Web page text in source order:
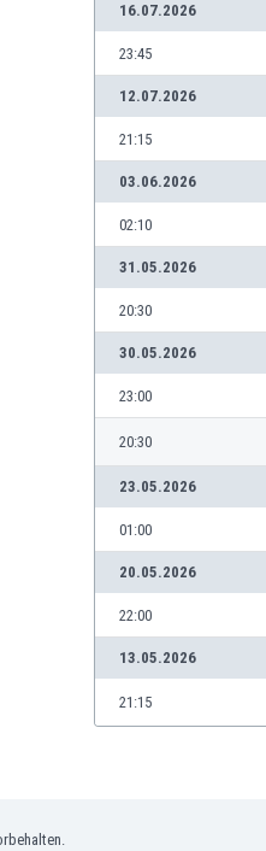
16.07.2026
23:45
12.07.2026
21:15
03.06.2026
02:10
31.05.2026
20:30
30.05.2026
23:00
20:30
23.05.2026
01:00
20.05.2026
22:00
13.05.2026
21:15